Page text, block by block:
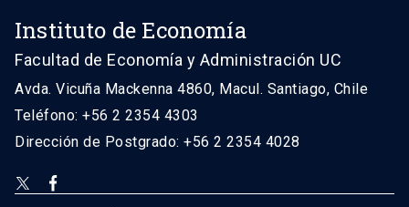
Instituto de Economía
Facultad de Economía y Administración UC
Avda. Vicuña Mackenna 4860, Macul. Santiago, Chile
Teléfono: +56 2 2354 4303
Dirección de Postgrado: +56 2 2354 4028